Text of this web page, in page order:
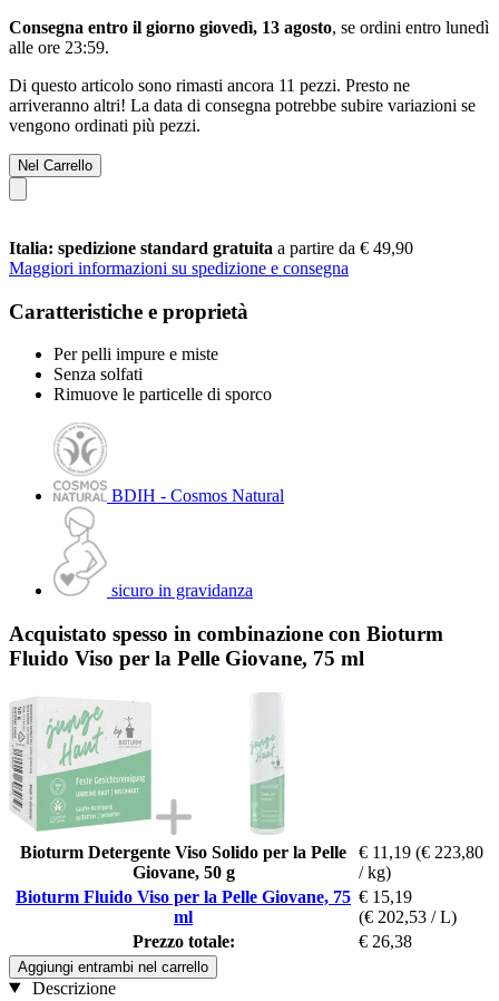
Consegna entro il giorno giovedì, 13 agosto, se ordini entro lunedì
alle ore 23:59.
Di questo articolo sono rimasti ancora 11 pezzi. Presto ne
arriveranno altri! La data di consegna potrebbe subire variazioni se
vengono ordinati più pezzi.
Nel Carrello
Italia: spedizione standard gratuita a partire da € 49,90
Maggiori informazioni su spedizione e consegna
Caratteristiche e proprietà
Per pelli impure e miste
Senza solfati
Rimuove le particelle di sporco
BDIH - Cosmos Natural
sicuro in gravidanza
Acquistato spesso in combinazione con Bioturm
Fluido Viso per la Pelle Giovane, 75 ml
Bioturm Detergente Viso Solido per la Pelle
Giovane, 50 g
€ 11,19 (€ 223,80
/ kg)
Bioturm Fluido Viso per la Pelle Giovane, 75
ml
€ 15,19
(€ 202,53 / L)
Prezzo totale:
€ 26,38
Aggiungi entrambi nel carrello
Descrizione